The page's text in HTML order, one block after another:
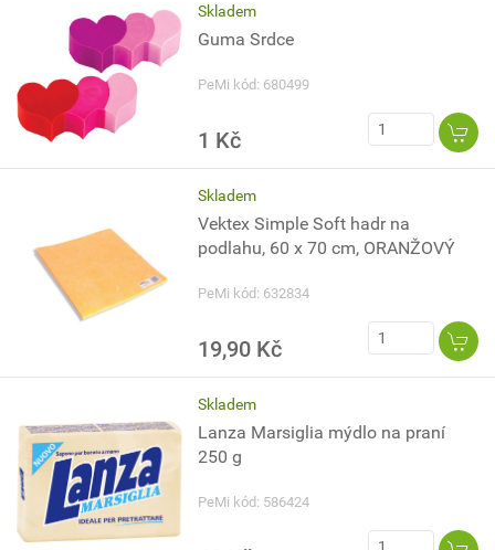
Skladem
Guma Srdce
PeMi kód: 680499
1 Kč
Skladem
Vektex Simple Soft hadr na
podlahu, 60 x 70 cm, ORANŽOVÝ
PeMi kód: 632834
19,90 Kč
Skladem
Lanza Marsiglia mýdlo na praní
250 g
PeMi kód: 586424